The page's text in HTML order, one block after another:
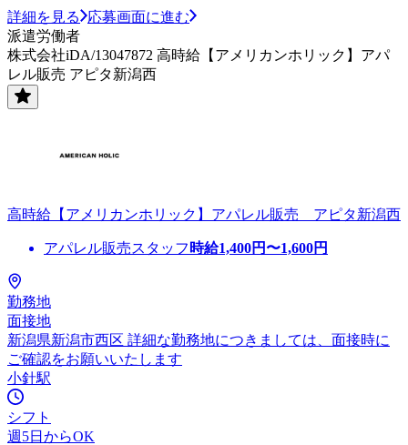
詳細を見る
応募画面に進む
派遣労働者
株式会社iDA/13047872 高時給【アメリカンホリック】アパ
レル販売 アピタ新潟西
高時給【アメリカンホリック】アパレル販売 アピタ新潟西
アパレル販売スタッフ 時給1,400円〜1,600円
勤務地
面接地
新潟県新潟市西区 詳細な勤務地につきましては、面接時に
ご確認をお願いいたします
小針駅
シフト
週5日からOK